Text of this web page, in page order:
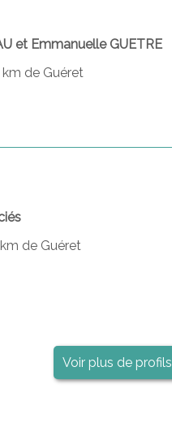
et Emmanuelle GUETRE
de Guéret
de Guéret
Voir plus de profils